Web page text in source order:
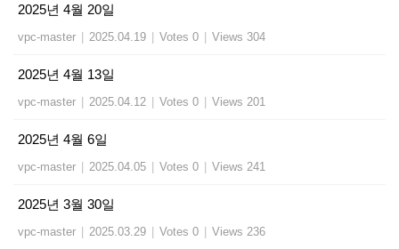
2025년 4월 20일
vpc-master | 2025.04.19 | Votes 0 | Views 304
2025년 4월 13일
vpc-master | 2025.04.12 | Votes 0 | Views 201
2025년 4월 6일
vpc-master | 2025.04.05 | Votes 0 | Views 241
2025년 3월 30일
vpc-master | 2025.03.29 | Votes 0 | Views 236